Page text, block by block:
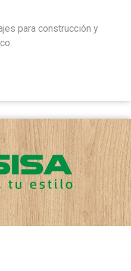
para construcción y